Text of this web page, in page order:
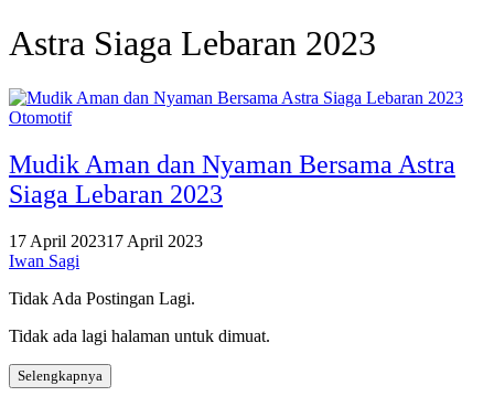
Astra Siaga Lebaran 2023
Otomotif
Mudik Aman dan Nyaman Bersama Astra
Siaga Lebaran 2023
17 April 202317 April 2023
Iwan Sagi
Tidak Ada Postingan Lagi.
Tidak ada lagi halaman untuk dimuat.
Selengkapnya